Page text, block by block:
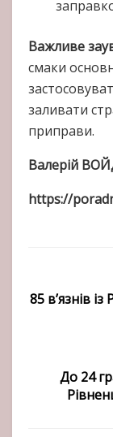
Важливе
смаки
заливати
приправи.
Валерій
https://
85 в’язнів
До 24